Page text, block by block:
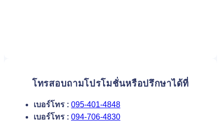
โทรสอบถามโปรโมชั่นหรือปรึกษาได้ที่
เบอร์โทร : 095-401-4848
เบอร์โทร : 094-706-4830